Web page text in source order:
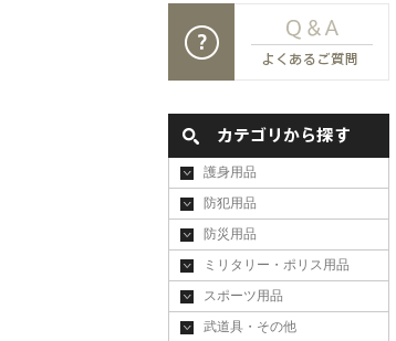
護身用品
防犯用品
防災用品
ミリタリー・ポリス用品
スポーツ用品
武道具・その他